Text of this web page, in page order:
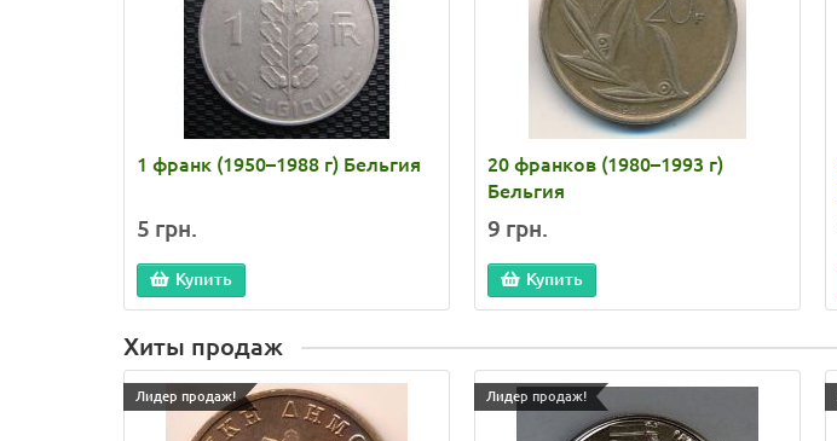
1 франк (1950–1988 г) Бельгия
5 грн.
Купить
20 франков (1980–1993 г)
Бельгия
9 грн.
Купить
Хиты продаж
Лидер продаж! Лидер продаж!